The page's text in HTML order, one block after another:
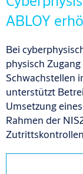
ABLOY
Bei
physisch
Schwachstellen
unterstützt
Umsetzung
Rahmen der